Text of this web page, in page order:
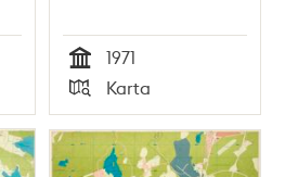
Tid
1971
Typ
Karta